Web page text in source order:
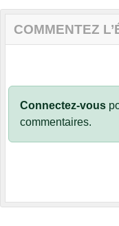
COMMENTEZ
Connectez-vous
commentaires.